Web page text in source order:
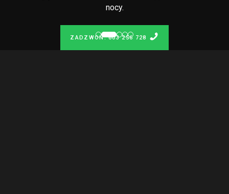
nocy.
ZADZWOŃ: 603 256 728